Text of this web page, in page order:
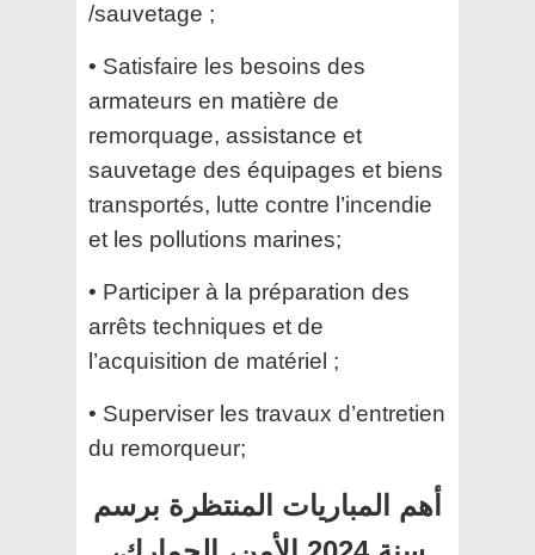
/sauvetage ;
• Satisfaire les besoins des
armateurs en matière de
remorquage, assistance et
sauvetage des équipages et biens
transportés, lutte contre l’incendie
et les pollutions marines;
• Participer à la préparation des
arrêts techniques et de
l’acquisition de matériel ;
• Superviser les travaux d’entretien
du remorqueur;
أهم المباريات المنتظرة برسم